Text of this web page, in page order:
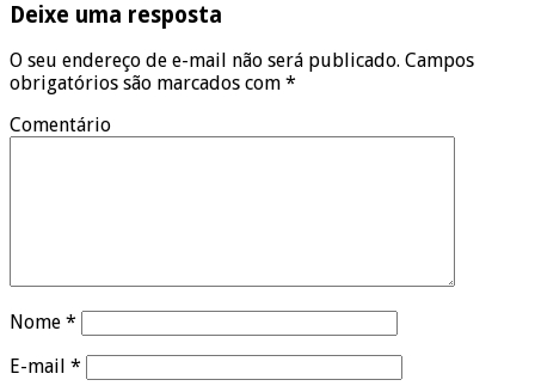
Deixe uma resposta
O seu endereço de e-mail não será publicado. Campos
obrigatórios são marcados com *
Comentário
Nome *
E-mail *